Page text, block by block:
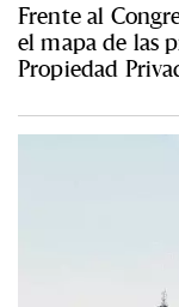
Frente al
el mapa de las
Propiedad